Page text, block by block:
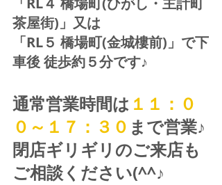
茶屋街)」又は
「RL５ 橋場町(金城樓前)」で下
車後 徒歩約５分です♪
通常営業時間は １１：０
０～１７：３０ まで営業♪
閉店ギリギリのご来店も
ご相談ください(^^♪